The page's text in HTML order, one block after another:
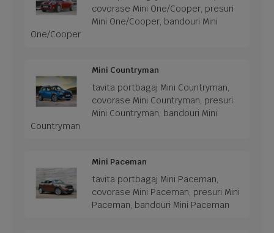
covorase Mini One/Cooper, presuri
Mini One/Cooper, bandouri Mini
One/Cooper
Mini Countryman
tavita portbagaj Mini Countryman,
covorase Mini Countryman, presuri
Mini Countryman, bandouri Mini
Countryman
Mini Paceman
tavita portbagaj Mini Paceman,
covorase Mini Paceman, presuri Mini
Paceman, bandouri Mini Paceman